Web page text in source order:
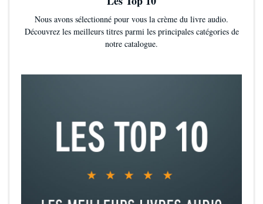
Nous avons sélectionné pour vous la crème du livre audio.
Découvrez les meilleurs titres parmi les principales catégories de
notre catalogue.